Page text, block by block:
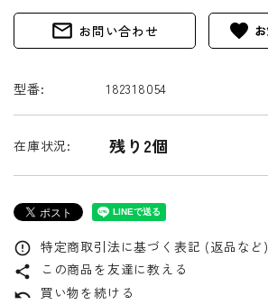
mail_outline お問い合わせ favorite
型番: 182318054
在庫状況: 残り2個
error_outline 特定商取引法に基づく表記 (返品など)
share
この商品を友達に教える
undo 買い物を続ける